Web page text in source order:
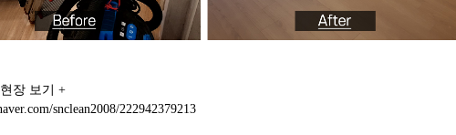
장 보기 +
snclean2008/222942379213